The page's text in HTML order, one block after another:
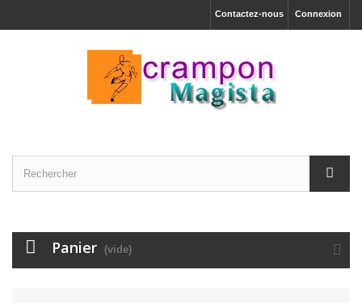
Connexion
Contactez-nous
Panier (vide)